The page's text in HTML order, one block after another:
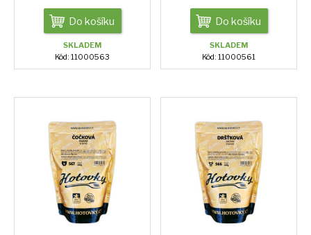
Do košíku
SKLADEM
Kód: 11000563
Do košíku
SKLADEM
Kód: 11000561